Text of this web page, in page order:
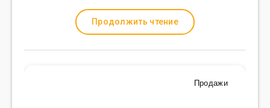
Продолжить чтение
Продажи